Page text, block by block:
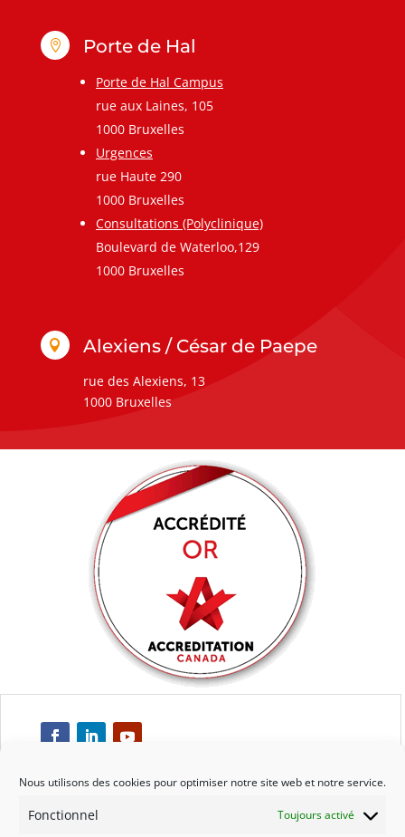
Nous utilisons des cookies pour optimiser notre site web et notre service.
Fonctionnel Toujours activé
 Porte de Hal
Porte de Hal Campus
rue aux Laines, 105
1000 Bruxelles
Urgences
rue Haute 290
1000 Bruxelles
Consultations (Polyclinique)
Boulevard de Waterloo,129
1000 Bruxelles
 Alexiens / César de Paepe
rue des Alexiens, 13
1000 Bruxelles
Respect